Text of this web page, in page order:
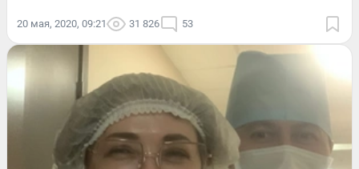
20 мая, 2020, 09:21 31 826 53